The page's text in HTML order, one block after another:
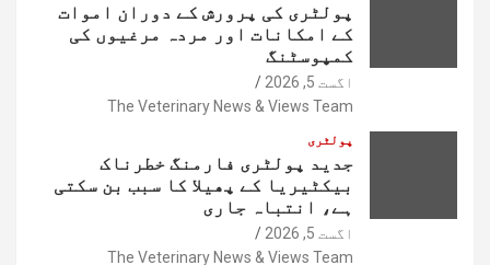
پولٹری کی پرورش کے دوران اموات
کے امکانات اور مردہ مرغیوں کی
کمپوسٹنگ
اگست 5, 2026
The Veterinary News & Views Team
پولٹری
جدید پولٹری فارمنگ خطرناک
بیکٹیریا کے پھیلا کا سبب بن سکتی
ہے، انتباہ جاری
اگست 5, 2026
The Veterinary News & Views Team